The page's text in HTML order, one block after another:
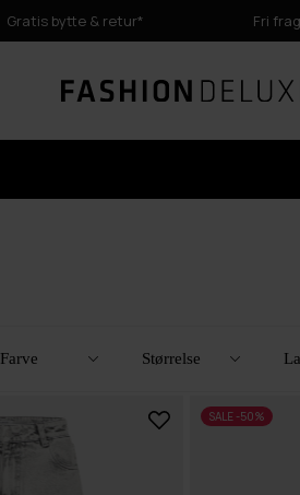
Gratis bytte & retur* Fri
Farve Størrelse
SALE -50%